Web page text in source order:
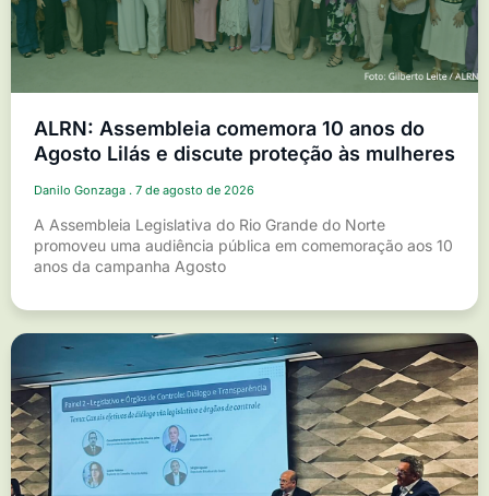
ALRN: Assembleia comemora 10 anos do
Agosto Lilás e discute proteção às mulheres
Danilo Gonzaga 7 de agosto de 2026
A Assembleia Legislativa do Rio Grande do Norte
promoveu uma audiência pública em comemoração aos 10
anos da campanha Agosto